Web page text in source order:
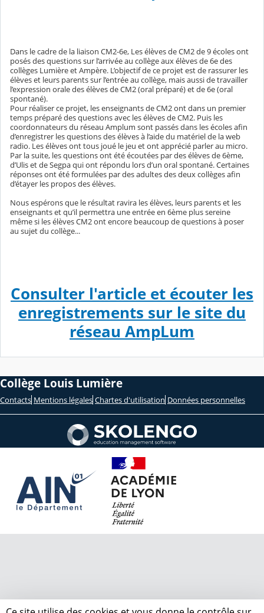
Dans le cadre de la liaison CM2-6e, Les élèves de CM2 de 9 écoles ont
posés des questions sur l’arrivée au collège aux élèves de 6e des
collèges Lumière et Ampère. L’objectif de ce projet est de rassurer les
élèves et leurs parents sur l’entrée au collège, mais aussi de travailler
l’expression orale des élèves de CM2 (oral préparé) et de 6e (oral
spontané).
Pour réaliser ce projet, les enseignants de CM2 ont dans un premier
temps préparé des questions avec les élèves de CM2. Puis les
coordonnateurs du réseau Amplum sont passés dans les écoles afin
d’enregistrer les questions des élèves à l’aide du matériel de la web
radio. Les élèves ont tous joué le jeu et ont apprécié parler au micro.
Par la suite, les questions ont été écoutées par des élèves de 6ème,
d’Ulis et de Segpa qui ont répondu lors d’un oral spontané. Certaines
réponses ont été formulées par des adultes des deux collèges afin
d’étayer les propos des élèves.
Nous espérons que le résultat ravira les élèves, leurs parents et les
enseignants et qu’il permettra une entrée en 6ème plus sereine
même si les élèves CM2 ont encore beaucoup de questions à poser
au sujet du collège...
Consulter l'article et écouter les
enregistrements sur le site du
réseau AmpLum
Collège Louis Lumière
Contacts Mentions légales Chartes d'utilisation Données personnelles